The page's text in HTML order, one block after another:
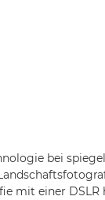
bei
mit einer